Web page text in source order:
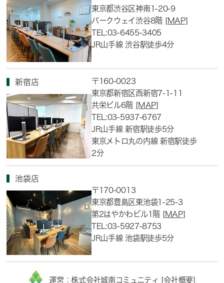
東京都渋谷区神南1-20-9
パークウェイ渋谷8階 [MAP]
TEL:03-6455-3405
JR山手線 渋谷駅徒歩4分
新宿店
〒160-0023
東京都新宿区西新宿7-1-11
共栄ビル6階 [MAP]
TEL:03-5937-6767
JR山手線 新宿駅徒歩5分
東京メトロ丸の内線 新宿駅徒歩
2分
池袋店
〒170-0013
東京都豊島区東池袋1-25-3
第2はやかわビル1階 [MAP]
TEL:03-5927-8753
JR山手線 池袋駅徒歩5分
運営：株式会社城南コミュニティ [会社概要]